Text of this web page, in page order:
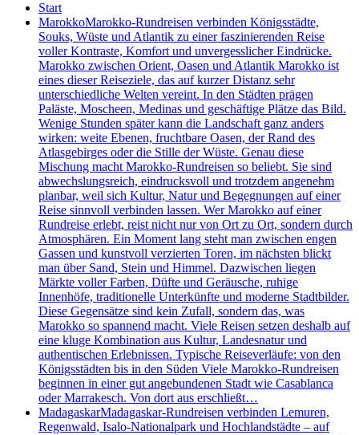
Start
MarokkoMarokko-Rundreisen verbinden Königsstädte,
Souks, Wüste und Atlantik zu einer faszinierenden Reise
voller Kontraste, Komfort und unvergesslicher Eindrücke.
Marokko zwischen Orient, Oasen und Atlantik Marokko ist
eines dieser Reiseziele, das auf kurzer Distanz sehr
unterschiedliche Welten vereint. In den Städten prägen
Paläste, Moscheen, Medinas und geschäftige Plätze das Bild.
Wenige Stunden später kann die Landschaft ganz anders
wirken: weite Ebenen, fruchtbare Oasen, der Rand des
Atlasgebirges oder die Stille der Wüste. Genau diese
Mischung macht Marokko-Rundreisen so beliebt. Sie sind
abwechslungsreich, eindrucksvoll und trotzdem angenehm
planbar, weil sich Kultur, Natur und Begegnungen auf einer
Reise sinnvoll verbinden lassen. Wer Marokko auf einer
Rundreise erlebt, reist nicht nur von Ort zu Ort, sondern durch
Atmosphären. Ein Moment lang steht man zwischen engen
Gassen und kunstvoll verzierten Toren, im nächsten blickt
man über Sand, Stein und Himmel. Dazwischen liegen
Märkte voller Farben, Düfte und Geräusche, ruhige
Innenhöfe, traditionelle Unterkünfte und moderne Stadtbilder.
Diese Gegensätze sind kein Zufall, sondern das, was
Marokko so spannend macht. Viele Reisen setzen deshalb auf
eine kluge Kombination aus Kultur, Landesnatur und
authentischen Erlebnissen. Typische Reiseverläufe: von den
Königsstädten bis in den Süden Viele Marokko-Rundreisen
beginnen in einer gut angebundenen Stadt wie Casablanca
oder Marrakesch. Von dort aus erschließt…
MadagaskarMadagaskar-Rundreisen verbinden Lemuren,
Regenwald, Isalo-Nationalpark und Hochlandstädte – auf